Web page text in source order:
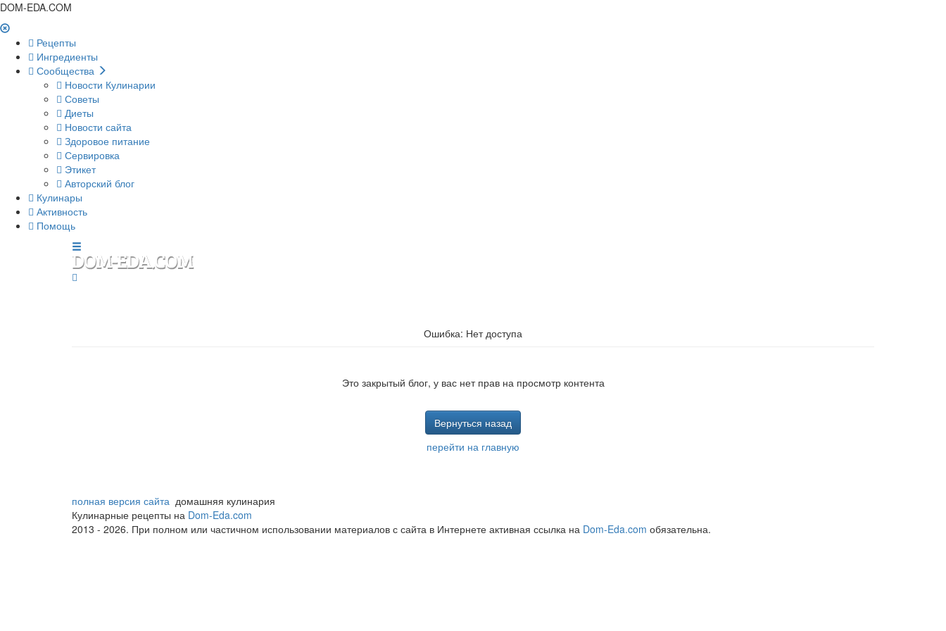
DOM-EDA.COM
Рецепты
Ингредиенты
Сообщества
Новости Кулинарии
Советы
Диеты
Новости сайта
Здоровое питание
Сервировка
Этикет
Авторский блог
Кулинары
Активность
Помощь
Ошибка: Нет доступа
Это закрытый блог, у вас нет прав на просмотр контента
Вернуться назад
перейти на главную
полная версия сайта домашняя кулинария
Кулинарные рецепты на Dom-Eda.com
2013 - 2026. При полном или частичном использовании материалов с сайта в Интернете активная ссылка на Dom-Eda.com обязательна.